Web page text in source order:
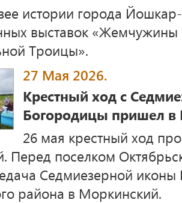
истории города
выставок «Жемчужины
Троицы».
27 Мая 2026.
Крестный ход с
Богородицы пришел в
26 мая крестный ход
Перед поселком
Седмиезерной
района в Моркинский.